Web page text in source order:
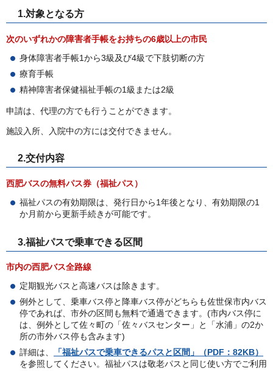
1.対象となる方
次のいずれかの障害者手帳をお持ちの6歳以上の市民
身体障害者手帳1から3級及び4級で下肢切断の方
療育手帳
精神障害者保健福祉手帳の1級または2級
申請は、代理の方でも行うことができます。
施設入所、入院中の方には交付できません。
2.交付内容
西肥バスの無料パス券（福祉パス）
福祉パスの有効期限は、発行日から1年後となり、有効期限の1
か月前から更新手続きが可能です。
3.福祉パスで乗車できる区間
市内の西肥バス全路線
定期観光バスと高速バスは除きます。
例外として、乗車バス停と降車バス停がどちらも佐世保市内バス
停であれば、市外の区間も無料で通過できます。(市内バス停に
は、例外として佐々町の「佐々バスセンター」と「水浦」の2か
所の市外バス停も含みます)
詳細は、
「福祉パスで乗車できるパスと区間」（PDF：82KB）
を参照してください。福祉パスは敬老パスと同じ使い方でご利用